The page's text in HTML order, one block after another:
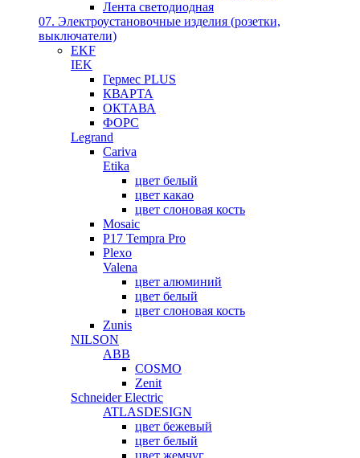
Лента светодиодная
07. Электроустановочные изделия (розетки,
выключатели)
EKF
IEK
Гермес PLUS
КВАРТА
ОКТАВА
ФОРС
Legrand
Cariva
Etika
цвет белый
цвет какао
цвет слоновая кость
Mosaic
P17 Tempra Pro
Plexo
Valena
цвет алюминий
цвет белый
цвет слоновая кость
Zunis
NILSON
ABB
COSMO
Zenit
Schneider Electric
ATLASDESIGN
цвет бежевый
цвет белый
цвет жемчуг